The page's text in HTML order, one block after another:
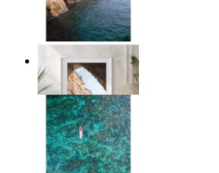
Stone and Sea
Ab
14,95 €